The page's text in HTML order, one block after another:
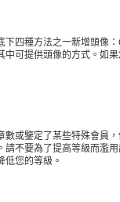
四種方法之一新增頭像
可提供頭像的方式。如
或鑒定了某些特殊會員
不要為了提高等級而濫
低您的等級。